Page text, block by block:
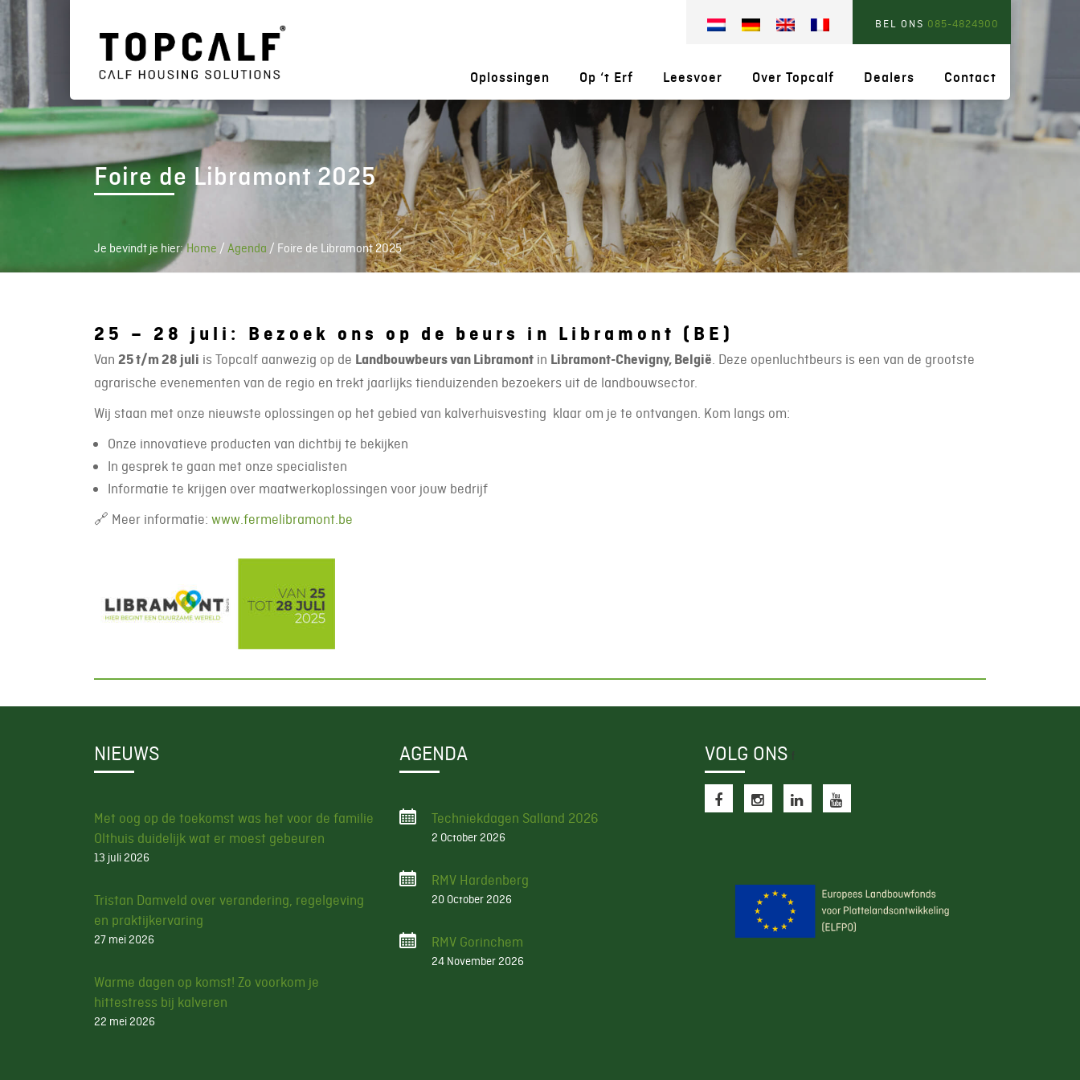
BEL ONS 085-4824900
Oplossingen Op ‘t Erf Leesvoer Over Topcalf Dealers Contact
Foire de Libramont 2025
Je bevindt je hier: Home / Agenda / Foire de Libramont 2025
25 – 28 juli: Bezoek ons op de beurs in Libramont (BE)
Van 25 t/m 28 juli is Topcalf aanwezig op de Landbouwbeurs van Libramont in Libramont-Chevigny, België. Deze openluchtbeurs is een van de grootste
agrarische evenementen van de regio en trekt jaarlijks tienduizenden bezoekers uit de landbouwsector.
Wij staan met onze nieuwste oplossingen op het gebied van kalverhuisvesting klaar om je te ontvangen. Kom langs om:
Onze innovatieve producten van dichtbij te bekijken
In gesprek te gaan met onze specialisten
Informatie te krijgen over maatwerkoplossingen voor jouw bedrijf
🔗 Meer informatie: www.fermelibramont.be
NIEUWS
Met oog op de toekomst was het voor de familie
Olthuis duidelijk wat er moest gebeuren
13 juli 2026
Tristan Damveld over verandering, regelgeving
en praktijkervaring
27 mei 2026
Warme dagen op komst! Zo voorkom je
hittestress bij kalveren
22 mei 2026
AGENDA
Techniekdagen Salland 2026
2 October 2026
RMV Hardenberg
20 October 2026
RMV Gorinchem
24 November 2026
VOLG ONS f